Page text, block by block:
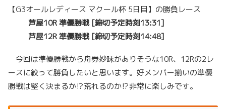
【G3オールレディース マクール杯 5日目】の勝負レース
芦屋10R 準優勝戦 [締切予定時刻13:31]
芦屋12R 準優勝戦 [締切予定時刻14:48]
今回は準優勝戦から舟券妙味がありそうな10R、12Rの2レ
ースに絞って勝負したいと思います。好メンバー揃いの準優
勝戦は堅く決まるか⁉荒れるのか⁉非常に楽しみです。